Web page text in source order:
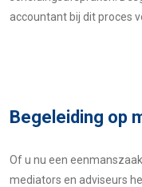
accountant bij dit proces
Begeleiding op
Of u nu een
mediators en adviseurs